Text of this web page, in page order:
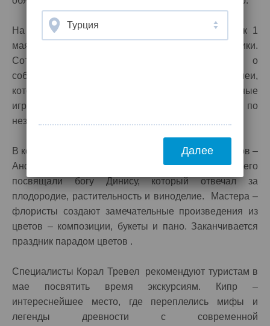
Турция
Далее
На острове Кипр с размахом отмечают праздник 1
мая. Люди выходят на природу, устраивают пикники.
Сотрудники Корал Тревел предупреждают о
соблюдении осторожности – в это время змеи,
которые водятся на острове, устраивают брачные
игры и становятся агрессивными. Ходить по
незнакомым местам без гида не рекомендуется.
В конце месяца здесь проводится фестиваль цветов –
Анфестерия. Он известен с древности, когда его
посвящали богу Динису, который отвечал за
плодородие, растительность и виноделие. Мастера –
флористы создают замечательные произведения из
цветов – композиции, букеты и пано. Заканчивается
праздник парадом цветов .
Специалисты Корал Тревел рекомендуют туристам в
мае посвятить время экскурсиям. Кипр –
интереснейшее место, где переплелись мифы и
легенды древности с современной